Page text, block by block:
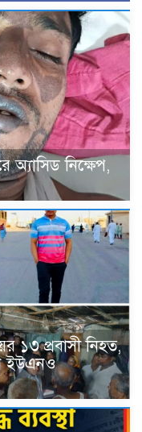
অ্যাসিড নিক্ষেপ,
১৩ প্রবাসী নিহত,
ইউএনও